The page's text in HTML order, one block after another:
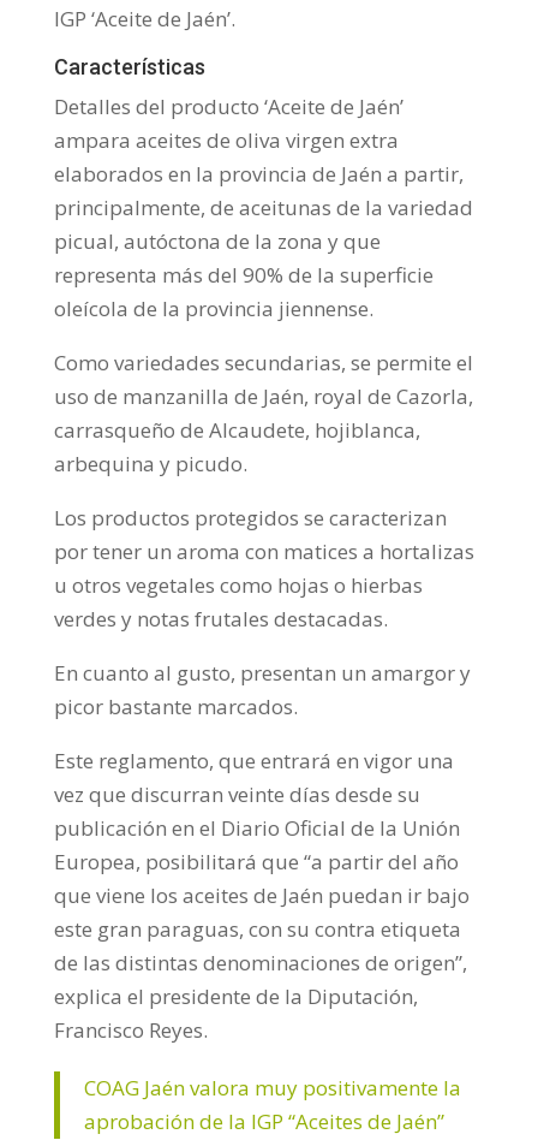
IGP ‘Aceite de Jaén’.
Características
Detalles del producto ‘Aceite de Jaén’
ampara aceites de oliva virgen extra
elaborados en la provincia de Jaén a partir,
principalmente, de aceitunas de la variedad
picual, autóctona de la zona y que
representa más del 90% de la superficie
oleícola de la provincia jiennense.
Como variedades secundarias, se permite el
uso de manzanilla de Jaén, royal de Cazorla,
carrasqueño de Alcaudete, hojiblanca,
arbequina y picudo.
Los productos protegidos se caracterizan
por tener un aroma con matices a hortalizas
u otros vegetales como hojas o hierbas
verdes y notas frutales destacadas.
En cuanto al gusto, presentan un amargor y
picor bastante marcados.
Este reglamento, que entrará en vigor una
vez que discurran veinte días desde su
publicación en el Diario Oficial de la Unión
Europea, posibilitará que “a partir del año
que viene los aceites de Jaén puedan ir bajo
este gran paraguas, con su contra etiqueta
de las distintas denominaciones de origen”,
explica el presidente de la Diputación,
Francisco Reyes.
COAG Jaén valora muy positivamente la
aprobación de la IGP “Aceites de Jaén”